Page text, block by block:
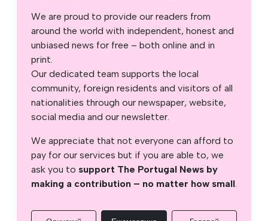
We are proud to provide our readers from
around the world with independent, honest and
unbiased news for free – both online and in
print.
Our dedicated team supports the local
community, foreign residents and visitors of all
nationalities through our newspaper, website,
social media and our newsletter.
We appreciate that not everyone can afford to
pay for our services but if you are able to, we
ask you to support The Portugal News by
making a contribution – no matter how small.